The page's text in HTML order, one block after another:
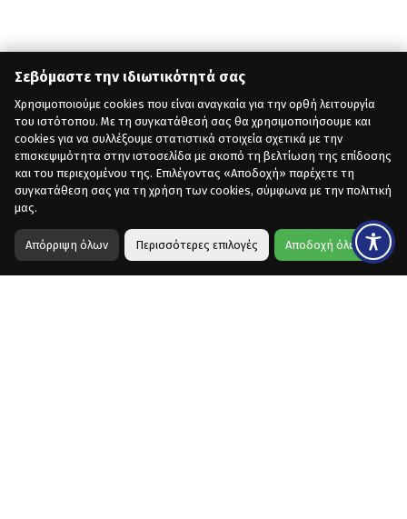
Σεβόμαστε την ιδιωτικότητά σας
Χρησιμοποιούμε cookies που είναι αναγκαία για την ορθή λειτουργία
του ιστότοπου. Με τη συγκατάθεσή σας θα χρησιμοποιήσουμε και
cookies για να συλλέξουμε στατιστικά στοιχεία σχετικά με την
επισκεψιμότητα στην ιστοσελίδα με σκοπό τη βελτίωση της επίδοσης
και του περιεχομένου της. Επιλέγοντας «Αποδοχή» παρέχετε τη
συγκατάθεση σας για τη χρήση των cookies, σύμφωνα με την πολιτική
μας.
Απόρριψη όλων Περισσότερες επιλογές Αποδοχή όλων